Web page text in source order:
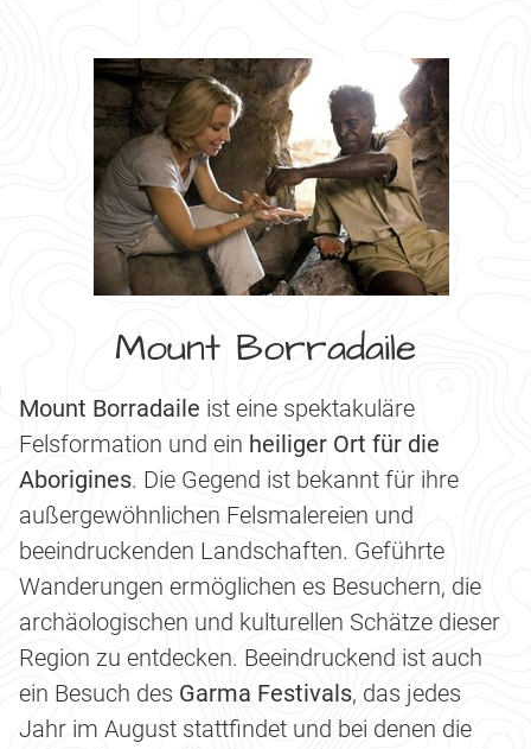
Mount Borradaile
Mount Borradaile ist eine spektakuläre
Felsformation und ein heiliger Ort für die
Aborigines. Die Gegend ist bekannt für ihre
außergewöhnlichen Felsmalereien und
beeindruckenden Landschaften. Geführte
Wanderungen ermöglichen es Besuchern, die
archäologischen und kulturellen Schätze dieser
Region zu entdecken. Beeindruckend ist auch
ein Besuch des Garma Festivals, das jedes
Jahr im August stattfindet und bei denen die